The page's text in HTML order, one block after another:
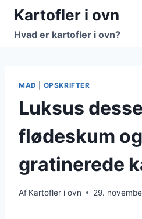
Fortsæt
indhold
Kartofler i ovn
Hvad er kartofler i ovn?
MAD OPSKRIFTER
Luksus
flødeskum
gratinerede
Af Kartofler i ovn 29.